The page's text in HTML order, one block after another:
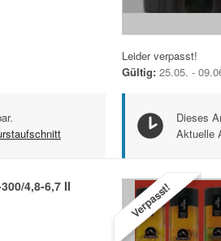
Leider verpasst!
Gültig: 25.05. -
Dieses
Aktuelle
4,8-6,7 II Verpasst!